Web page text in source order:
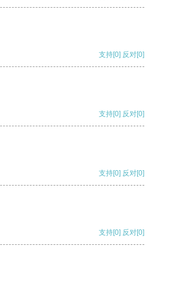
支持[0] 反对[0]
支持[0] 反对[0]
支持[0] 反对[0]
支持[0] 反对[0]